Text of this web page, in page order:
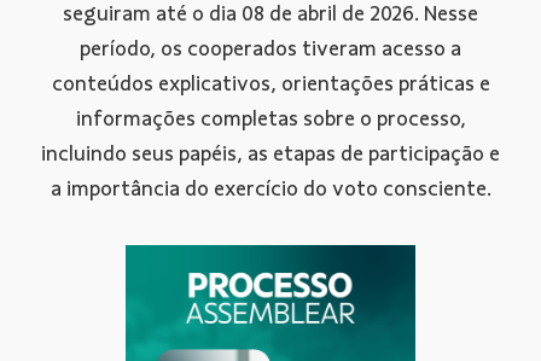
seguiram até o dia 08 de abril de 2026. Nesse
período, os cooperados tiveram acesso a
conteúdos explicativos, orientações práticas e
informações completas sobre o processo,
incluindo seus papéis, as etapas de participação e
a importância do exercício do voto consciente.